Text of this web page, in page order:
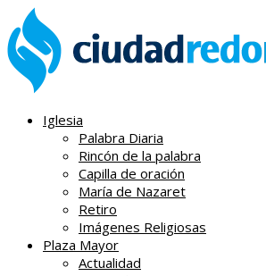
Iglesia
Palabra Diaria
Rincón de la palabra
Capilla de oración
María de Nazaret
Retiro
Imágenes Religiosas
Plaza Mayor
Actualidad